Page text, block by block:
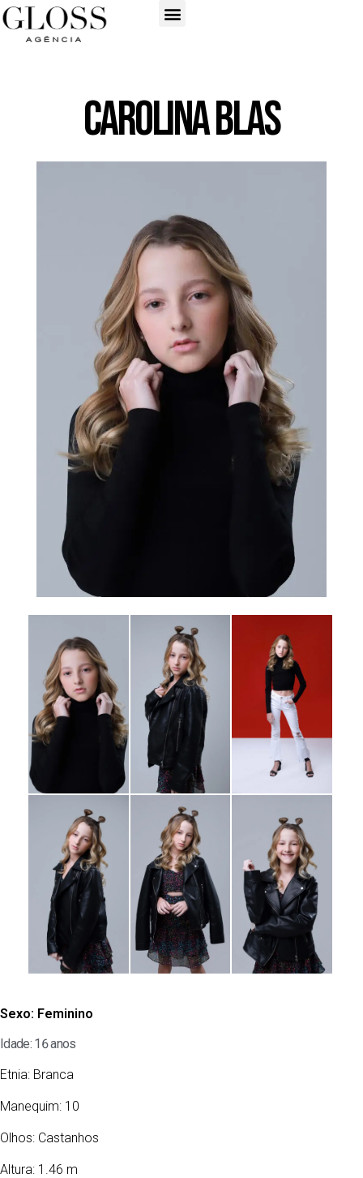
Carolina Blas
Sexo: Feminino
Idade: 16 anos
Etnia: Branca
Manequim: 10
Olhos: Castanhos
Altura: 1.46 m